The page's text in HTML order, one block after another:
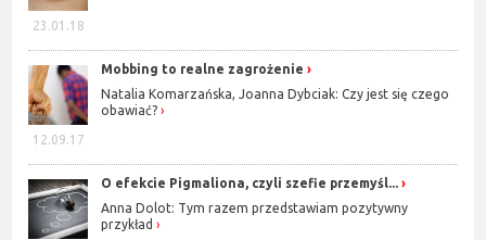
23.01.18
12.09.17
Mobbing to realne zagrożenie
Natalia Komarzańska, Joanna Dybciak: Czy jest się czego
obawiać?
O efekcie Pigmaliona, czyli szefie przemyśl...
Anna Dolot: Tym razem przedstawiam pozytywny
przykład